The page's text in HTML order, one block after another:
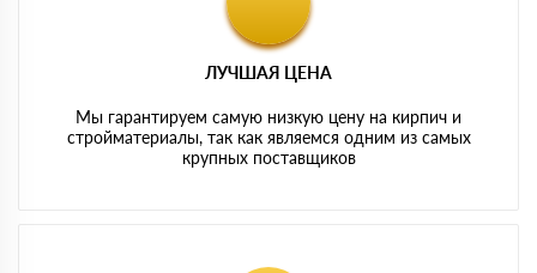
ЛУЧШАЯ ЦЕНА
Мы гарантируем самую низкую цену на кирпич и
стройматериалы, так как являемся одним из самых
крупных поставщиков